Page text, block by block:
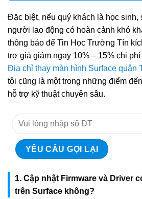
Đặc biệt, nếu quý khách là học sinh,
người lao động có hoàn cảnh khó
thông báo để Tin Học Trường Tín
trợ giá giảm ngay 10% – 15% chi
Địa chỉ thay màn hình Surface quận
tôi cũng là một trong những điểm
hỗ trợ kỹ thuật chuyên sâu.
1. Cập nhật Firmware và Driver
trên Surface không?